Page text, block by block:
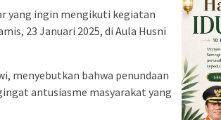
yang ingin mengikuti kegiatan
23 Januari 2025, di Aula Husni
menyebutkan bahwa penundaan
antusiasme masyarakat yang